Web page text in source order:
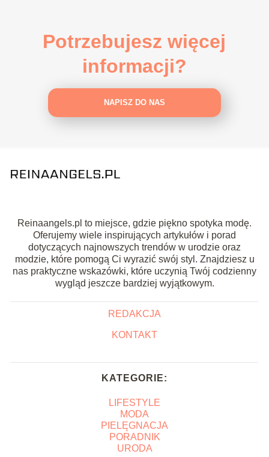
Potrzebujesz więcej
informacji?
NAPISZ DO NAS
Reinaangels.pl to miejsce, gdzie piękno spotyka modę.
Oferujemy wiele inspirujących artykułów i porad
dotyczących najnowszych trendów w urodzie oraz
modzie, które pomogą Ci wyrazić swój styl. Znajdziesz u
nas praktyczne wskazówki, które uczynią Twój codzienny
wygląd jeszcze bardziej wyjątkowym.
REDAKCJA
KONTAKT
KATEGORIE:
LIFESTYLE
MODA
PIELĘGNACJA
PORADNIK
URODA